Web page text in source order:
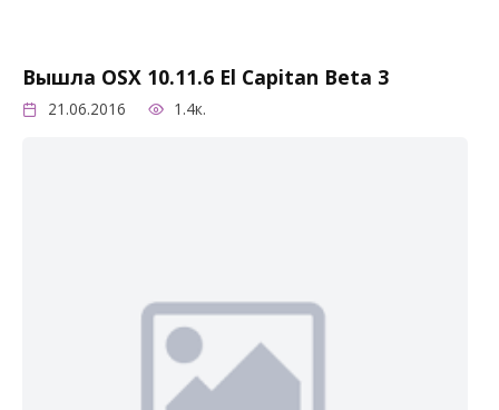
Вышла OSX 10.11.6 El Capitan Beta 3
21.06.2016 1.4к.